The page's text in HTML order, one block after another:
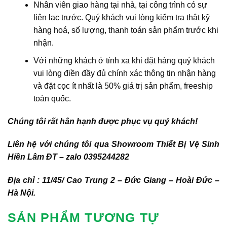
Nhân viên giao hàng tại nhà, tại công trình có sự
liên lạc trước. Quý khách vui lòng kiểm tra thật kỹ
hàng hoá, số lượng, thanh toán sản phẩm trước khi
nhận.
Với những khách ở tỉnh xa khi đặt hàng quý khách
vui lòng điền đầy đủ chính xác thông tin nhận hàng
và đặt cọc ít nhất là 50% giá trị sản phẩm, freeship
toàn quốc.
Chúng tôi rất hân hạnh được phục vụ quý khách!
Liên hệ với chúng tôi qua Showroom Thiết Bị Vệ Sinh
Hiền Lâm ĐT – zalo 0395244282
Địa chỉ : 11/45/ Cao Trung 2 – Đức Giang – Hoài Đức –
Hà Nội.
SẢN PHẨM TƯƠNG TỰ